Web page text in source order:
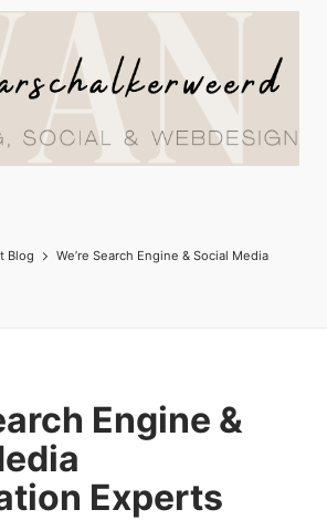
Blog
We’re Search Engine & Social Media
Engine &
Experts